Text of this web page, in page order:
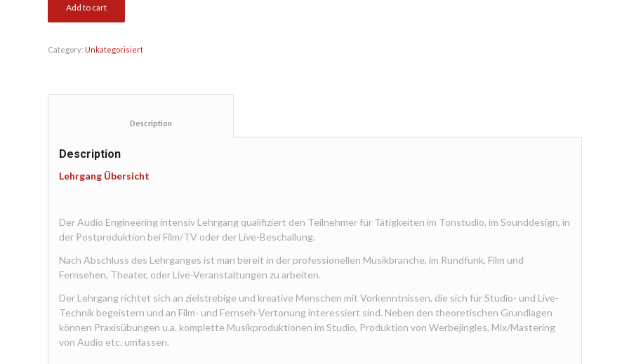
Add to cart
Category: Unkategorisiert
Description
Lehrgang Übersicht
Der Audio Engineering intensiv Lehrgang qualifiziert den Teilnehmer für Tätigkeiten im Tonstudio, im Sounddesign, in
der Postproduktion bei Film/TV oder der Live-Beschallung.
Nach Abschluss des Lehrganges ist man bereit in der professionellen Musikbranche, im Rundfunk, Film und
Fernsehen, Theater, oder Live-Veranstaltungen zu arbeiten.
Der Lehrgang richtet sich an zielstrebige und kreative Menschen mit Vorkenntnissen, die sich für Studio- und Live-
Technik begeistern und an Film- und Fernseh-Vertonung interessiert sind. Neben den theoretischen Grundlagen
können Praxisübungen u.a. komplette Musikproduktionen im Studio, Produktion von Werbejingles, Mix/Mastering
von Audio etc. umfassen.